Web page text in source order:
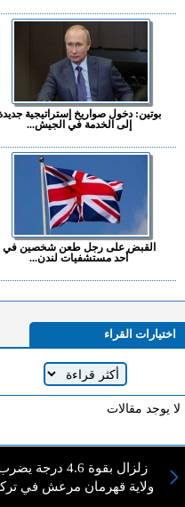
بوتين: دخول صواريخ إستراتيجية
إلى الخدمة في الجيش...
القبض على رجل طعن شخصين في
أحد مستشفيات لندن...
اختيارات القراء
لا يوجد مقالات
زلزال بقوة 4.6 درجة
ولاية قهرمان مرعش في
لا مانع من الإقتباس وإعادة النشر شريط
المنشورة